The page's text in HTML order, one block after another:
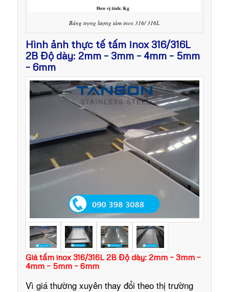
Bảng trọng lượng tấm inox 316/ 316L
Hình ảnh thực tế tấm inox 316/316L
2B Độ dày: 2mm – 3mm – 4mm – 5mm
– 6mm
Giá tấm inox 316/316L 2B Độ dày: 2mm – 3mm –
4mm – 5mm – 6mm
Vì giá thường xuyên thay đổi theo thị trường